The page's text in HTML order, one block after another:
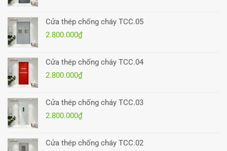
Cửa thép chống cháy TCC.05
2.800.000₫
Cửa thép chống cháy TCC.04
2.800.000₫
Cửa thép chống cháy TCC.03
2.800.000₫
Cửa thép chống cháy TCC.02